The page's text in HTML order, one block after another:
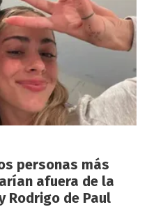
personas más
afuera de la
Rodrigo de Paul